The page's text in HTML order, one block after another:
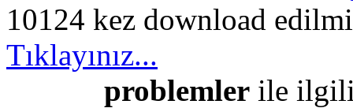
10124 kez download
Tıklayınız...
problemlerile